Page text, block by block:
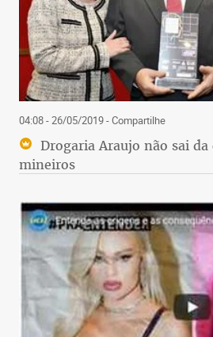
04:08 - 26/05/2019- Compartilhe
Drogaria Araujo não sai da
mineiros